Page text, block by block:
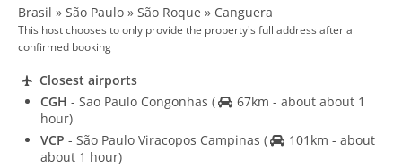
Brasil » São Paulo » São Roque » Canguera
This host chooses to only provide the property's full address after a
confirmed booking
Closest airports
CGH - Sao Paulo Congonhas (
67km - about about 1
hour)
VCP - São Paulo Viracopos Campinas (
101km - about
about 1 hour)